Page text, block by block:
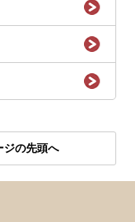
ジの先頭へ